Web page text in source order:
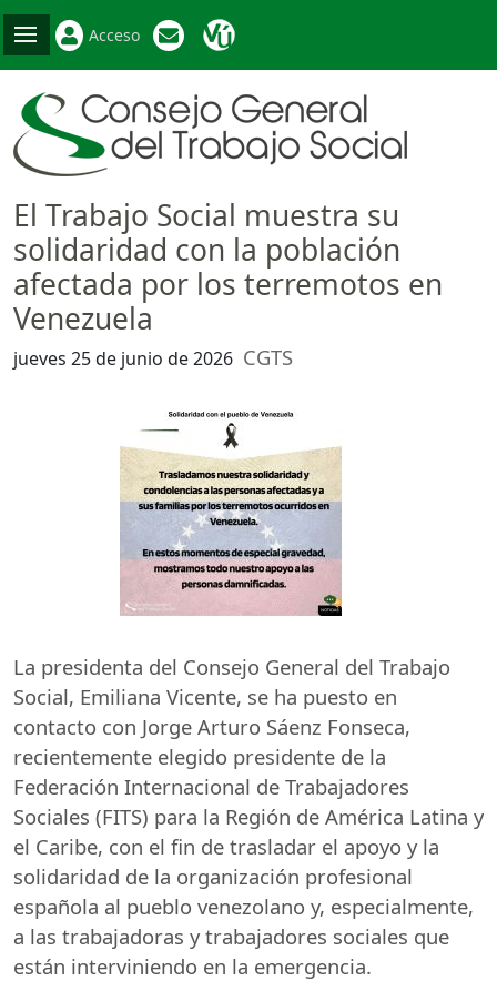
Acceso
El Trabajo Social muestra su
solidaridad con la población
afectada por los terremotos en
Venezuela
jueves 25 de junio de 2026 CGTS
La presidenta del Consejo General del Trabajo
Social, Emiliana Vicente, se ha puesto en
contacto con Jorge Arturo Sáenz Fonseca,
recientemente elegido presidente de la
Federación Internacional de Trabajadores
Sociales (FITS) para la Región de América Latina y
el Caribe, con el fin de trasladar el apoyo y la
solidaridad de la organización profesional
española al pueblo venezolano y, especialmente,
a las trabajadoras y trabajadores sociales que
están interviniendo en la emergencia.